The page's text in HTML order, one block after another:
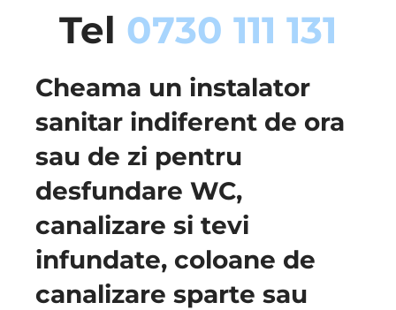
Tel 0730 111 131
Cheama un instalator
sanitar indiferent de ora
sau de zi pentru
desfundare WC,
canalizare si tevi
infundate, coloane de
canalizare sparte sau